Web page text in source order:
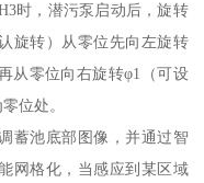
时，潜污泵启动后，旋转
旋转）从零位先向左旋转
从零位向右旋转φ1（可设
位处。
蓄池底部图像，并通过智
网格化，当感应到某区域